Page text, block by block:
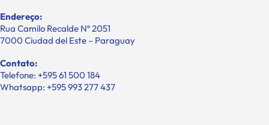
Endereço:
Rua Camilo Recalde Nº 2051
7000 Ciudad del Este – Paraguay
Contato:
Telefone: +595 61 500 184
Whatsapp: +595 993 277 437